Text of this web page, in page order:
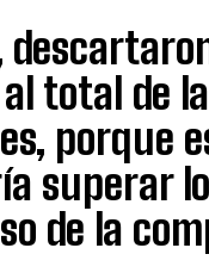
total de
porque
superar
de la